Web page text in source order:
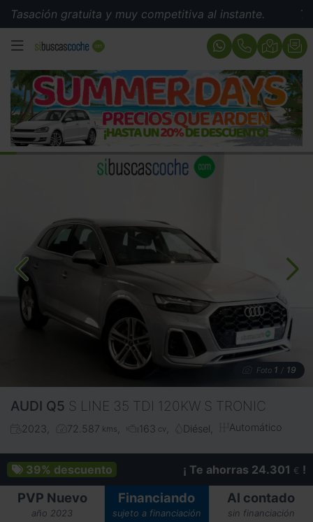
gratuita y muy competitiva al instante.
MENÚ
Foto 1 / 19
AUDI Q5 S LINE 35 TDI 120KW S TRONIC
2023 72.587 kms 163 cv Diésel Automático
39% descuento ¡ Te ahorras 24.301 € !
PVP Nuevo
año 2023
Financiando
sujeto a financiación
Al contado
sin financiación